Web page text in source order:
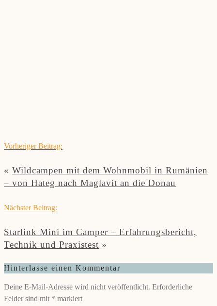
Vorheriger Beitrag:
« Wildcampen mit dem Wohnmobil in Rumänien
– von Hateg nach Maglavit an die Donau
Nächster Beitrag:
Starlink Mini im Camper – Erfahrungsbericht,
Technik und Praxistest »
Hinterlasse einen Kommentar
Deine E-Mail-Adresse wird nicht veröffentlicht. Erforderliche
Felder sind mit * markiert